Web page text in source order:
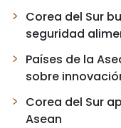
Corea del Sur
seguridad
Países de la
sobre
Corea del Sur
Asean